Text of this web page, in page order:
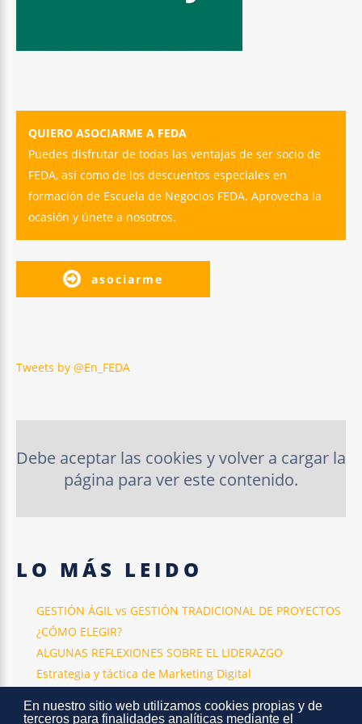
En nuestro sitio web utilizamos cookies propias y de
terceros para finalidades analíticas mediante el
QUIERO ASOCIARME A FEDA
Puedes disfrutar de todas las ventajas de ser socio de
FEDA, así como de los descuentos especiales en
formación de Escuela de Negocios FEDA. Aprovecha la
ocasión y únete a nosotros.
asociarme
Tweets by @En_FEDA
Debe aceptar las cookies y volver a cargar la
página para ver este contenido.
LO MÁS LEIDO
GESTIÓN ÁGIL vs GESTIÓN TRADICIONAL DE PROYECTOS
¿CÓMO ELEGIR?
ALGUNAS REFLEXIONES SOBRE EL LIDERAZGO
Estrategia y táctica de Marketing Digital
Cambiando para cambiar